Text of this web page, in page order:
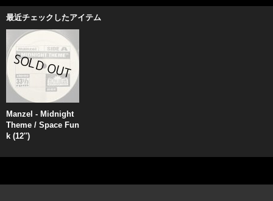
最近チェックしたアイテム
Manzel - Midnight
Theme / Space Fun
k (12'')